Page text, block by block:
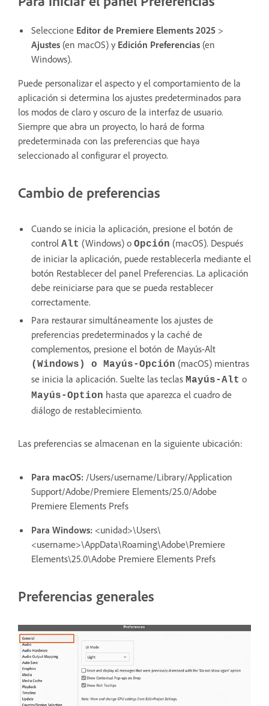
Seleccione Editor de Premiere Elements 2025 >
Ajustes (en macOS) y Edición Preferencias (en
Windows).
Puede personalizar el aspecto y el comportamiento de la
aplicación si determina los ajustes predeterminados para
los modos de claro y oscuro de la interfaz de usuario.
Siempre que abra un proyecto, lo hará de forma
predeterminada con las preferencias que haya
seleccionado al configurar el proyecto.
Cambio de preferencias
Cuando se inicia la aplicación, presione el botón de
control Alt (Windows) o Opción (macOS). Después
de iniciar la aplicación, puede restablecerla mediante el
botón Restablecer del panel Preferencias. La aplicación
debe reiniciarse para que se pueda restablecer
correctamente.
Para restaurar simultáneamente los ajustes de
preferencias predeterminados y la caché de
complementos, presione el botón de Mayús-Alt
(Windows) o Mayús-Opción (macOS) mientras
se inicia la aplicación. Suelte las teclas Mayús-Alt o
Mayús-Option hasta que aparezca el cuadro de
diálogo de restablecimiento.
Las preferencias se almacenan en la siguiente ubicación:
Para macOS: /Users/username/Library/Application
Support/Adobe/Premiere Elements/25.0/Adobe
Premiere Elements Prefs
Para Windows: <unidad>\Users\
<username>\AppData\Roaming\Adobe\Premiere
Elements\25.0\Adobe Premiere Elements Prefs
Preferencias generales